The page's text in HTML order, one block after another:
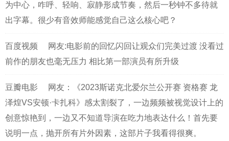
为中心，咋呼、轻响、寂静形成节奏，然后一秒钟不多待就
出字幕。很少有音效师能感觉自己这么核心吧？
百度视频
网友:电影前的回忆闪回让观众们完美过渡 没看过
前作的朋友也毫无压力 相比第一部演员有所升级
豆瓣电影
网友：《2023斯诺克北爱尔兰公开赛 资格赛 龙
泽煌VS安顿·卡扎科》感太割裂了，一边频频被视觉设计上的
创意惊艳到，一边又不知道导演在吃力地表达什么！首先要
说明一点，抛开所有片外因素，这部片子我看得很爽。